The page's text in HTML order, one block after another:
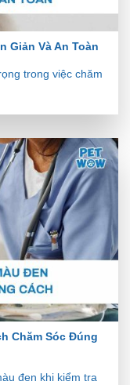
Giản Và An Toàn
trong việc chăm
Chăm Sóc Đúng
đen khi kiểm tra